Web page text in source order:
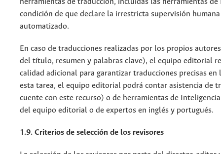
herramientas de traducción, incluidas las herramientas
condición de que declare la irrestricta supervisión
automatizado.
En caso de traducciones realizadas por los propios
del título, resumen y palabras clave), el equipo editorial
calidad adicional para garantizar traducciones precisas
esta tarea, el equipo editorial podrá contar asistencia de
cuente con este recurso) o de herramientas de
del equipo editorial o de expertos en inglés y portugués.
1.9. Criterios de selección de los revisores